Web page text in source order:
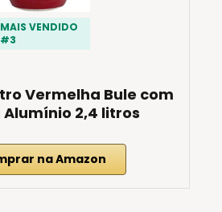
MAIS VENDIDO
#3
Vermelha Bule com
2,4 litros
na Amazon